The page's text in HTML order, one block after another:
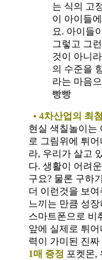
는 식의 고
이 아이들
요. 아이들
그렇고 그
것이 아니
의 수준을
라는 마음
빵빵
• 4차산업의 최
현실 색칠놀이는
로 그림위에 튀
라, 우리가 살고
다. 생활이 어려
구요? 물론 구하
더 이런것을 보
느끼는 만큼 성
스마트폰으로 비
앞에 실제로 튀
력이 가미된 진
1매 증정 포켓몬,